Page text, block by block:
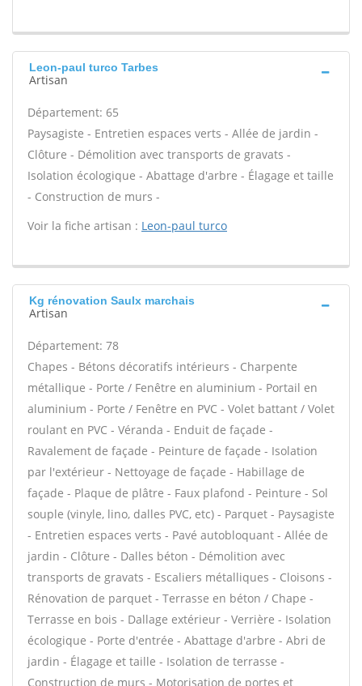
Leon-paul turco Tarbes
Artisan
Département: 65
Paysagiste - Entretien espaces verts - Allée de jardin -
Clôture - Démolition avec transports de gravats -
Isolation écologique - Abattage d'arbre - Élagage et taille
- Construction de murs -
Voir la fiche artisan : Leon-paul turco
Kg rénovation Saulx marchais
Artisan
Département: 78
Chapes - Bétons décoratifs intérieurs - Charpente
métallique - Porte / Fenêtre en aluminium - Portail en
aluminium - Porte / Fenêtre en PVC - Volet battant / Volet
roulant en PVC - Véranda - Enduit de façade -
Ravalement de façade - Peinture de façade - Isolation
par l'extérieur - Nettoyage de façade - Habillage de
façade - Plaque de plâtre - Faux plafond - Peinture - Sol
souple (vinyle, lino, dalles PVC, etc) - Parquet - Paysagiste
- Entretien espaces verts - Pavé autobloquant - Allée de
jardin - Clôture - Dalles béton - Démolition avec
transports de gravats - Escaliers métalliques - Cloisons -
Rénovation de parquet - Terrasse en béton / Chape -
Terrasse en bois - Dallage extérieur - Verrière - Isolation
écologique - Porte d'entrée - Abattage d'arbre - Abri de
jardin - Élagage et taille - Isolation de terrasse -
Construction de murs - Motorisation de portes et